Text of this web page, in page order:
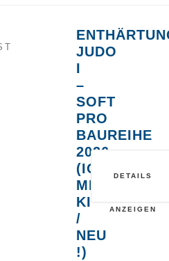
JUDO
I
–
SOFT
PRO
BAUREIHE
2026
MIT
KI
/
NEU
!)
DETAILS
ANZEIGEN